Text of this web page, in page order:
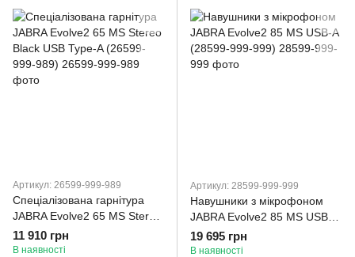
Артикул: 26599-999-989
Спеціалізована гарнітура
JABRA Evolve2 65 MS Stereo
Black USB Type-A (26599-
999-989)
11 910 грн
В наявності
Артикул: 28599-999-999
Навушники з мікрофоном
JABRA Evolve2 85 MS USB-A
(28599-999-999)
19 695 грн
В наявності